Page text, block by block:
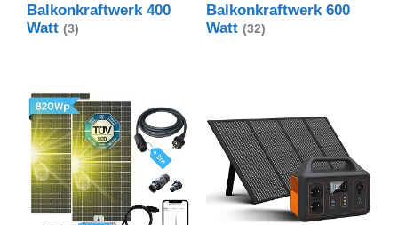
Balkonkraftwerk 400
Watt (3)
Balkonkraftwerk 600
Watt (32)